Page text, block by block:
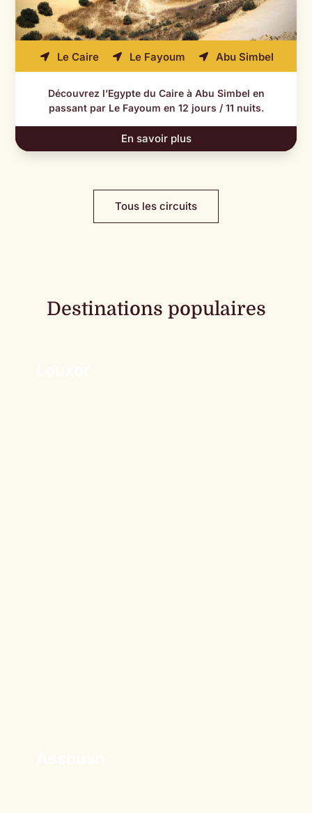
 Le Caire  Le Fayoum  Abu Simbel
Découvrez l’Egypte du Caire à Abu Simbel en
passant par Le Fayoum en 12 jours / 11 nuits.
En savoir plus
Tous les circuits
Destinations populaires